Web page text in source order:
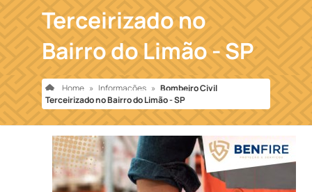
Terceirizado no
Bairro do Limão - SP
Home » Informações » Bombeiro Civil
Terceirizado no Bairro do Limão - SP